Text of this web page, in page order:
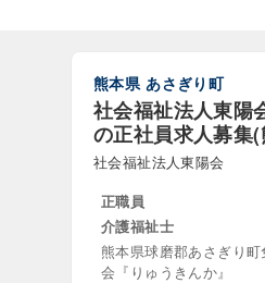
熊本県 あさぎり町
社会福祉法人東陽
の正社員求人募集
社会福祉法人東陽会
正職員
介護福祉士
熊本県球磨郡あさぎり
会『りゅうきんか』